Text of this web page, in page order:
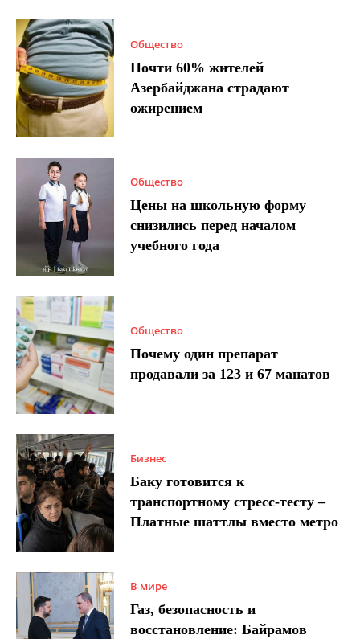
Общество
Почти 60% жителей
Азербайджана страдают
ожирением
Общество
Цены на школьную форму
снизились перед началом
учебного года
Общество
Почему один препарат
продавали за 123 и 67 манатов
Бизнес
Баку готовится к
транспортному стресс-тесту –
Платные шаттлы вместо метро
В мире
Газ, безопасность и
восстановление: Байрамов